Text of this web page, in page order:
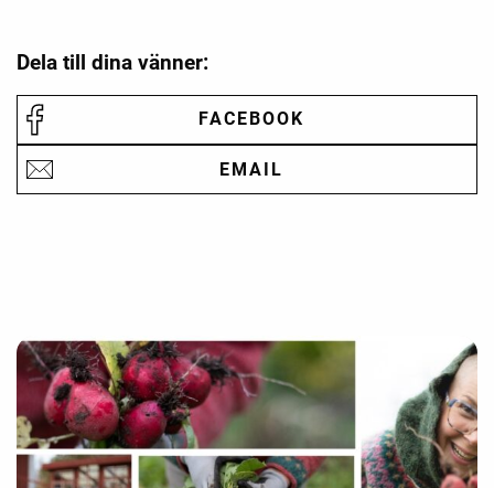
Dela till dina vänner:
FACEBOOK
EMAIL